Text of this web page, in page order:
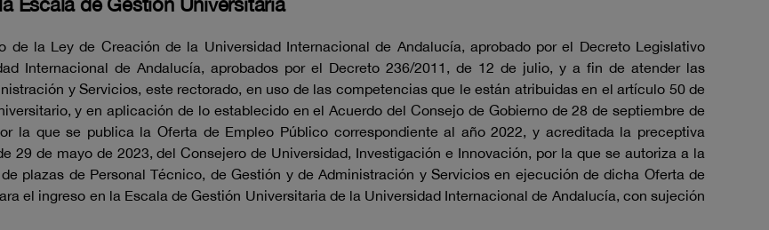
la Ley de Creación de la Universidad Internacional de Andalucía, aprobado por el Decreto Legislativo
Internacional de Andalucía, aprobados por el Decreto 236/2011, de 12 de julio, y a fin de atender las
y Servicios, este rectorado, en uso de las competencias que le están atribuidas en el artículo 50 de
y en aplicación de lo establecido en el Acuerdo del Consejo de Gobierno de 28 de septiembre de
la que se publica la Oferta de Empleo Público correspondiente al año 2022, y acreditada la preceptiva
29 de mayo de 2023, del Consejero de Universidad, Investigación e Innovación, por la que se autoriza a la
plazas de Personal Técnico, de Gestión y de Administración y Servicios en ejecución de dicha Oferta de
el ingreso en la Escala de Gestión Universitaria de la Universidad Internacional de Andalucía, con sujeción